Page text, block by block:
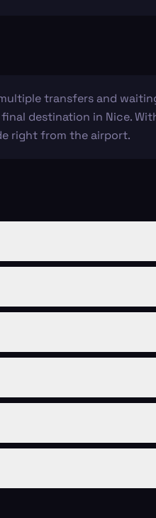
transfers and
destination in Nice.
right from the airport.